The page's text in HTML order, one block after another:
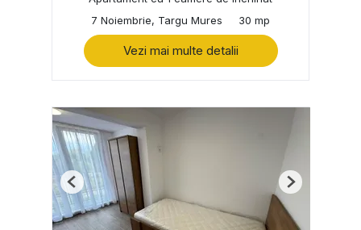
7 Noiembrie, Targu Mures
30 mp
Vezi mai multe detalii
Previous Next